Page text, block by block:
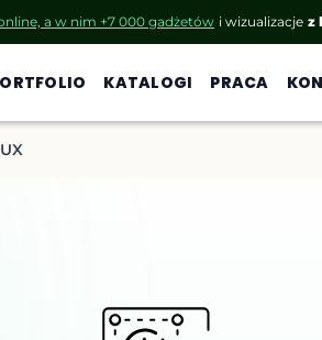
a w nim +7 000 gadżetów i wizualizacje z
KATALOGI PRACA